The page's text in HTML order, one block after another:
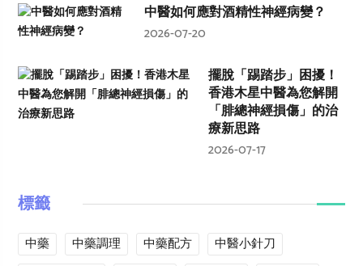
中醫如何應對酒精性神經病變？
2026-07-20
擺脫「踢踏步」困擾！
香港木星中醫為您解開
「腓總神經損傷」的治
療新思路
2026-07-17
標籤
中藥 中藥調理 中藥配方
中醫小針刀